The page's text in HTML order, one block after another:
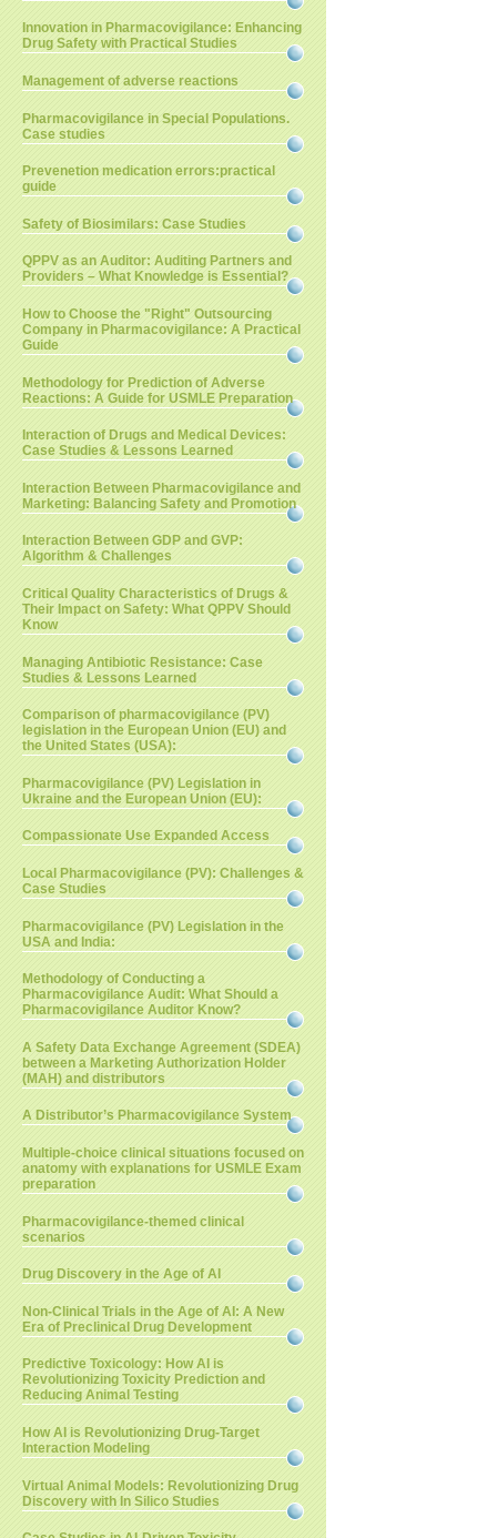
Innovation in Pharmacovigilance: Enhancing
Drug Safety with Practical Studies
Management of adverse reactions
Pharmacovigilance in Special Populations.
Case studies
Prevenetion medication errors:practical
guide
Safety of Biosimilars: Case Studies
QPPV as an Auditor: Auditing Partners and
Providers – What Knowledge is Essential?
How to Choose the "Right" Outsourcing
Company in Pharmacovigilance: A Practical
Guide
Methodology for Prediction of Adverse
Reactions: A Guide for USMLE Preparation
Interaction of Drugs and Medical Devices:
Case Studies & Lessons Learned
Interaction Between Pharmacovigilance and
Marketing: Balancing Safety and Promotion
Interaction Between GDP and GVP:
Algorithm & Challenges
Critical Quality Characteristics of Drugs &
Their Impact on Safety: What QPPV Should
Know
Managing Antibiotic Resistance: Case
Studies & Lessons Learned
Comparison of pharmacovigilance (PV)
legislation in the European Union (EU) and
the United States (USA):
Pharmacovigilance (PV) Legislation in
Ukraine and the European Union (EU):
Compassionate Use Expanded Access
Local Pharmacovigilance (PV): Challenges &
Case Studies
Pharmacovigilance (PV) Legislation in the
USA and India:
Methodology of Conducting a
Pharmacovigilance Audit: What Should a
Pharmacovigilance Auditor Know?
A Safety Data Exchange Agreement (SDEA)
between a Marketing Authorization Holder
(MAH) and distributors
A Distributor’s Pharmacovigilance System
Multiple-choice clinical situations focused on
anatomy with explanations for USMLE Exam
preparation
Pharmacovigilance-themed clinical
scenarios
Drug Discovery in the Age of AI
Non-Clinical Trials in the Age of AI: A New
Era of Preclinical Drug Development
Predictive Toxicology: How AI is
Revolutionizing Toxicity Prediction and
Reducing Animal Testing
How AI is Revolutionizing Drug-Target
Interaction Modeling
Virtual Animal Models: Revolutionizing Drug
Discovery with In Silico Studies